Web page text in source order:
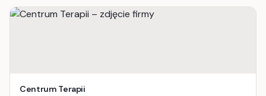
Centrum Terapii